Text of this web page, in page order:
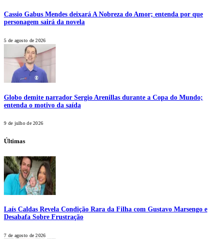
Cassio Gabus Mendes deixará A Nobreza do Amor; entenda por que
personagem sairá da novela
5 de agosto de 2026
Globo demite narrador Sergio Arenillas durante a Copa do Mundo;
entenda o motivo da saída
9 de julho de 2026
Últimas
Laís Caldas Revela Condição Rara da Filha com Gustavo Marsengo e
Desabafa Sobre Frustração
7 de agosto de 2026